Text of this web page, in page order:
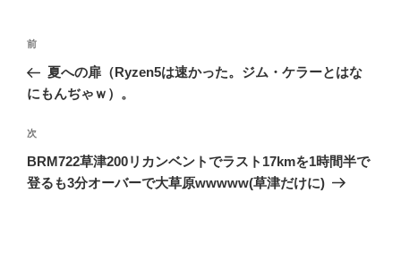
投
ナ
ゲ
ー
シ
前
の
投
前
夏への扉（Ryzen5は速かった。ジム・ケラーとはな
にもんぢゃｗ）。
次
の
投
次
BRM722草津200リカンベントでラスト17kmを1時間半で
登るも3分オーバーで大草原wwwww(草津だけに)